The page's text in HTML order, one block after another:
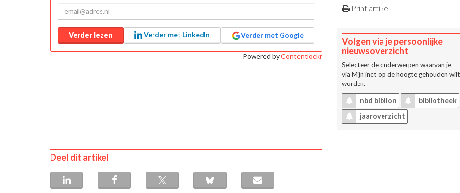
Verder lezen Verder met LinkedIn Verder met Google
Powered byContentlockr
Print artikel
Volgen via je persoonlijke
nieuwsoverzicht
Selecteer de onderwerpen waarvan je
via Mijn inct op de hoogte gehouden wilt
worden.
nbd biblion
bibliotheek
jaaroverzicht
Deel dit artikel